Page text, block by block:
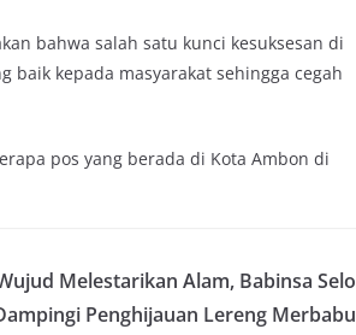
bahwa salah satu kunci kesuksesan di
baik kepada masyarakat sehingga cegah
pos yang berada di Kota Ambon di
Melestarikan Alam, Babinsa Selo
Penghijauan Lereng Merbabu